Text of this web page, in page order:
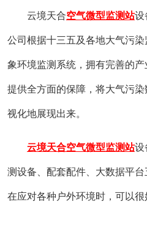
云境天合空气微型监测站设
公司根据十三五及各地大气污
象环境监测系统，拥有完善的
提供全方面的保障，将大气污
视化地展现出来。
云境天合空气微型监测站设
测设备、配套配件、大数据平台
在应对各种户外环境时，可以很